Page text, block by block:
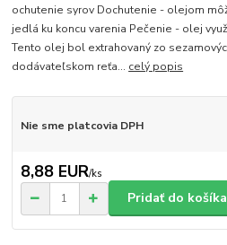
ochutenie syrov Dochutenie - olejom
jedlá ku koncu varenia Pečenie - olej
Tento olej bol extrahovaný zo
dodávateľskom reťa... celý popis
Nie sme platcovia DPH
8,88 EUR/ks
Pridať do košíka